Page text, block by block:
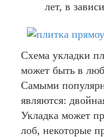
лет, в
Схема укладки
может быть в
Самыми
являются:
Укладка может
лоб, некоторые